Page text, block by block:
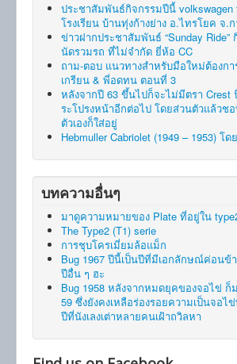
ประชาสัมพันธ์กิจกรรมปีนี้ volkswagen
โรงเรียน บ้านทุ่งก้างย่าง อ.ไทรโยค จ.
ข่าวฝากประชาสัมพันธ์ “Sunday Ride”
นัดรวมรถ ที่ไม่จำกัด ยี่ห้อ CC
ถาม-ตอบ แนวทางสำหรับมือใหม่ต้องก
เกรียน & พี่อดทน ตอนที่ 3
หลังจากปี 63 ขึ้นไปก็จะไม่มีตรา
ระโปรงหน้าอีกต่อไป โดยส่วนตัวแล้วชอ
ตัวเองก็ใส่อยู่
Hebmuller Cabriolet (1949 – 1953) โ
บทความอื่นๆ
มาดูความหมายของ Plate ที่อยู่ใน
The Type2 (T1) serie
การชุบโครเมี่ยมล้อแม็ก
Bug 1967 ปีนี้เป็นปีที่มีเอกลักษณ์ค่อนข้
ปีอื่น ๆ ฮะ
Bug 1958 หลังจากหมดยุคของจอไข่ ก็
59 ซึ่งยังคงเหลือร่องรอยความเป็นจอไ
ปีที่นังเลงเต่าหลายคนเฝ้าถวิลหา